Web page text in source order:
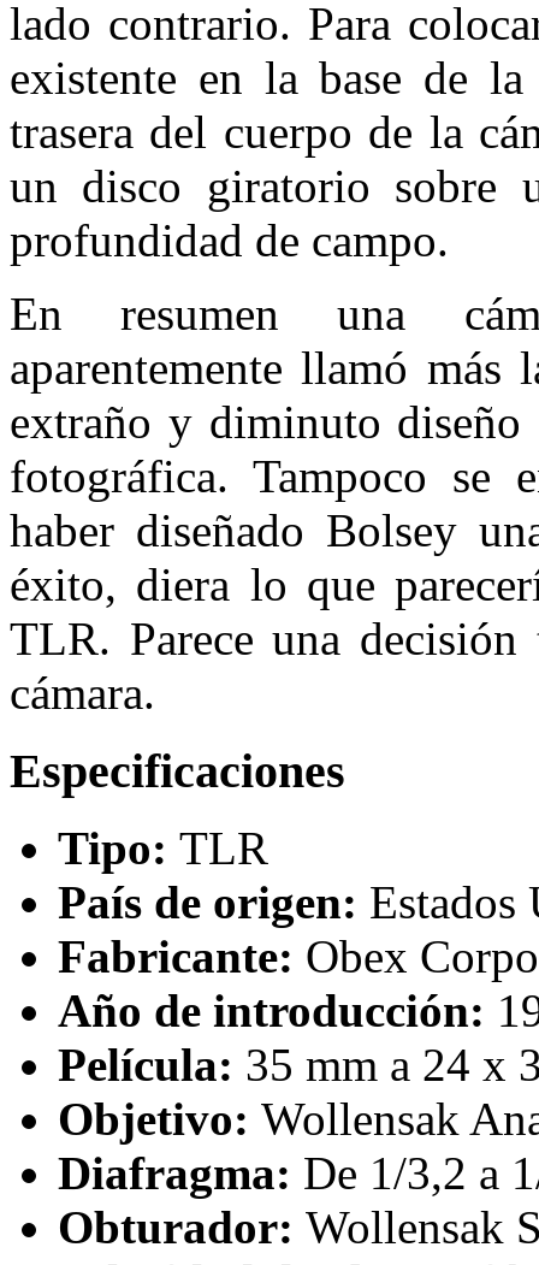
lado contrario. Para
existente en la base de
trasera del cuerpo de la
un disco giratorio sobre
profundidad de campo.
En resumen una
aparentemente llamó
extraño y diminuto diseño
fotográfica. Tampoco se
haber diseñado Bolsey
éxito, diera lo que
TLR. Parece una
cámara.
Especificaciones
Tipo: TLR
País de origen: Estados
Fabricante: Obex
Año de introducción:
Película: 35 mm a 24 x
Objetivo: Wollensak
Diafragma: De 1/3,2 a
Obturador: Wollensak